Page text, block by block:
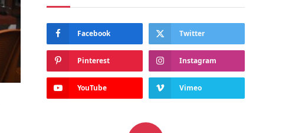
Facebook Twitter
Pinterest Instagram
YouTube Vimeo